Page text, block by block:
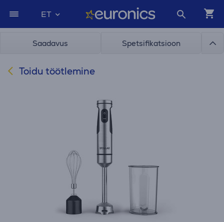
ET
Saadavus Spetsifikatsioon
Toidu töötlemine